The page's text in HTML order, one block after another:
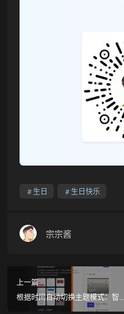
生日 生日快乐
宗宗酱
上一篇
根据时间自动切换主题模式：智能
适配昼夜变化